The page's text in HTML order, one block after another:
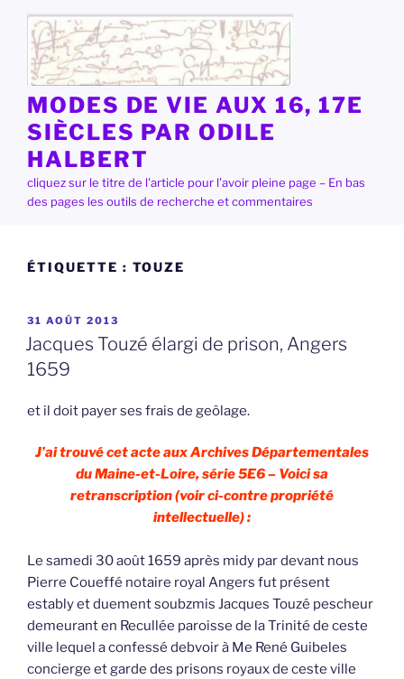
contenu
principal
MODES DE VIE AUX 16, 17E
SIÈCLES PAR ODILE
HALBERT
cliquez sur le titre de l'article pour l'avoir pleine page – En bas
des pages les outils de recherche et commentaires
ÉTIQUETTE : TOUZE
PUBLIÉ
LE
31 AOÛT 2013
Jacques Touzé élargi de prison, Angers
1659
et il doit payer ses frais de geôlage.
J’ai trouvé cet acte aux Archives Départementales
du Maine-et-Loire, série 5E6 – Voici sa
retranscription (voir ci-contre propriété
intellectuelle) :
Le samedi 30 août 1659 après midy par devant nous
Pierre Coueffé notaire royal Angers fut présent
estably et duement soubzmis Jacques Touzé pescheur
demeurant en Recullée paroisse de la Trinité de ceste
ville lequel a confessé debvoir à Me René Guibeles
concierge et garde des prisons royaux de ceste ville